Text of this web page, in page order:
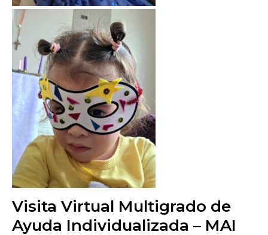
Visita Virtual Multigrado de
Ayuda Individualizada – MAI